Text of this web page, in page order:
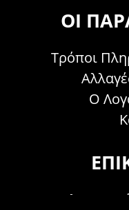
ΟΙ
Τρόποι
Ο